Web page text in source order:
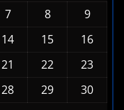
7 8
9
14 15
16
21 22
23
28 29 30